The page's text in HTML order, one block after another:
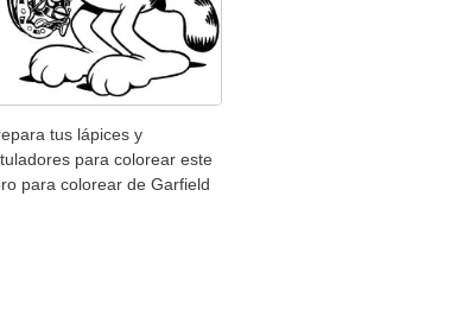
tus lápices y
para colorear este
para colorear de Garfield